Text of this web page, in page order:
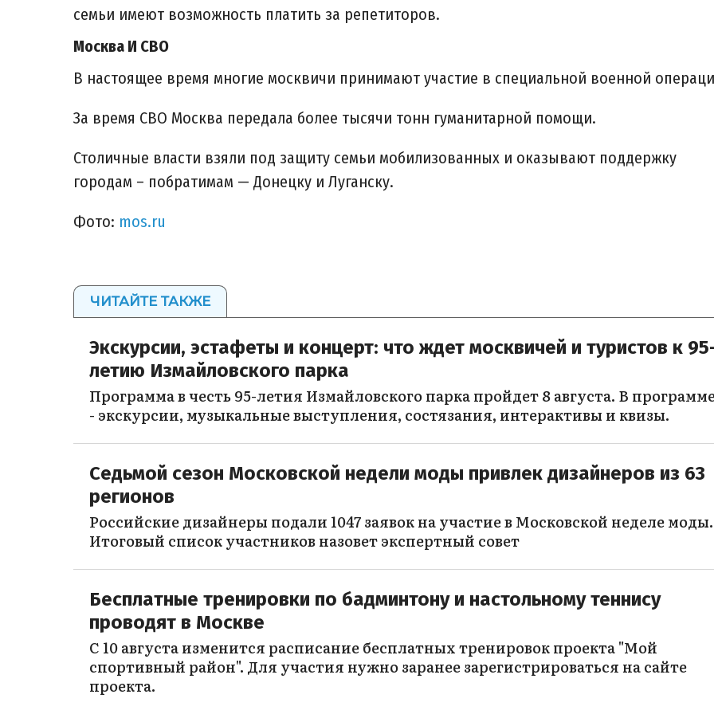
семьи имеют возможность платить за репетиторов.
Москва И СВО
В настоящее время многие москвичи принимают участие в специальной военной
За время СВО Москва передала более тысячи тонн гуманитарной помощи.
Столичные власти взяли под защиту семьи мобилизованных и оказывают поддержку
городам – побратимам — Донецку и Луганску.
Фото: mos.ru
ЧИТАЙТЕ ТАКЖЕ
Экскурсии, эстафеты и концерт: что ждет москвичей и туристов к
летию Измайловского парка
Программа в честь 95-летия Измайловского парка пройдет 8 августа. В
- экскурсии, музыкальные выступления, состязания, интерактивы и квизы.
Седьмой сезон Московской недели моды привлек дизайнеров из 63
регионов
Российские дизайнеры подали 1047 заявок на участие в Московской неделе моды.
Итоговый список участников назовет экспертный совет
Бесплатные тренировки по бадминтону и настольному теннису
проводят в Москве
С 10 августа изменится расписание бесплатных тренировок проекта "Мой
спортивный район". Для участия нужно заранее зарегистрироваться на сайте
проекта.